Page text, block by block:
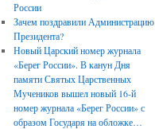
России
Зачем поздравили Администрацию
Президента?
Новый Царский номер журнала
«Берег России». В канун Дня
памяти Святых Царственных
Мучеников вышел новый 16-й
номер журнала «Берег России» с
образом Государя на обложке…